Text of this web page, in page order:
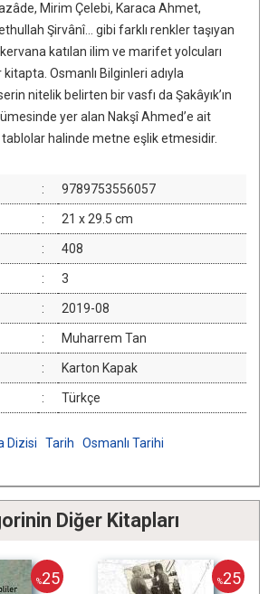
Mirim Çelebi, Karaca Ahmet,
Şirvânî... gibi farklı renkler taşıyan
katılan ilim ve marifet yolcuları
Osmanlı Bilginleri adıyla
nitelik belirten bir vasfı da Şakâyık’ın
yer alan Nakşî Ahmed’e ait
halinde metne eşlik etmesidir.
: 9789753556057
: 21 x 29.5 cm
: 408
: 3
: 2019-08
: Muharrem Tan
: Karton Kapak
: Türkçe
Dizisi Tarih Osmanlı Tarihi
Diğer Kitapları
25